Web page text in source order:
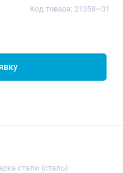
Код товара: 21358~01
стали (сталь)